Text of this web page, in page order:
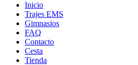
Inicio
Trajes EMS
Gimnasios
FAQ
Contacto
Cesta
Tienda